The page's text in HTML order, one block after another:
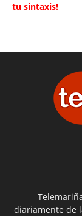
tu sintaxis!
diariamente de